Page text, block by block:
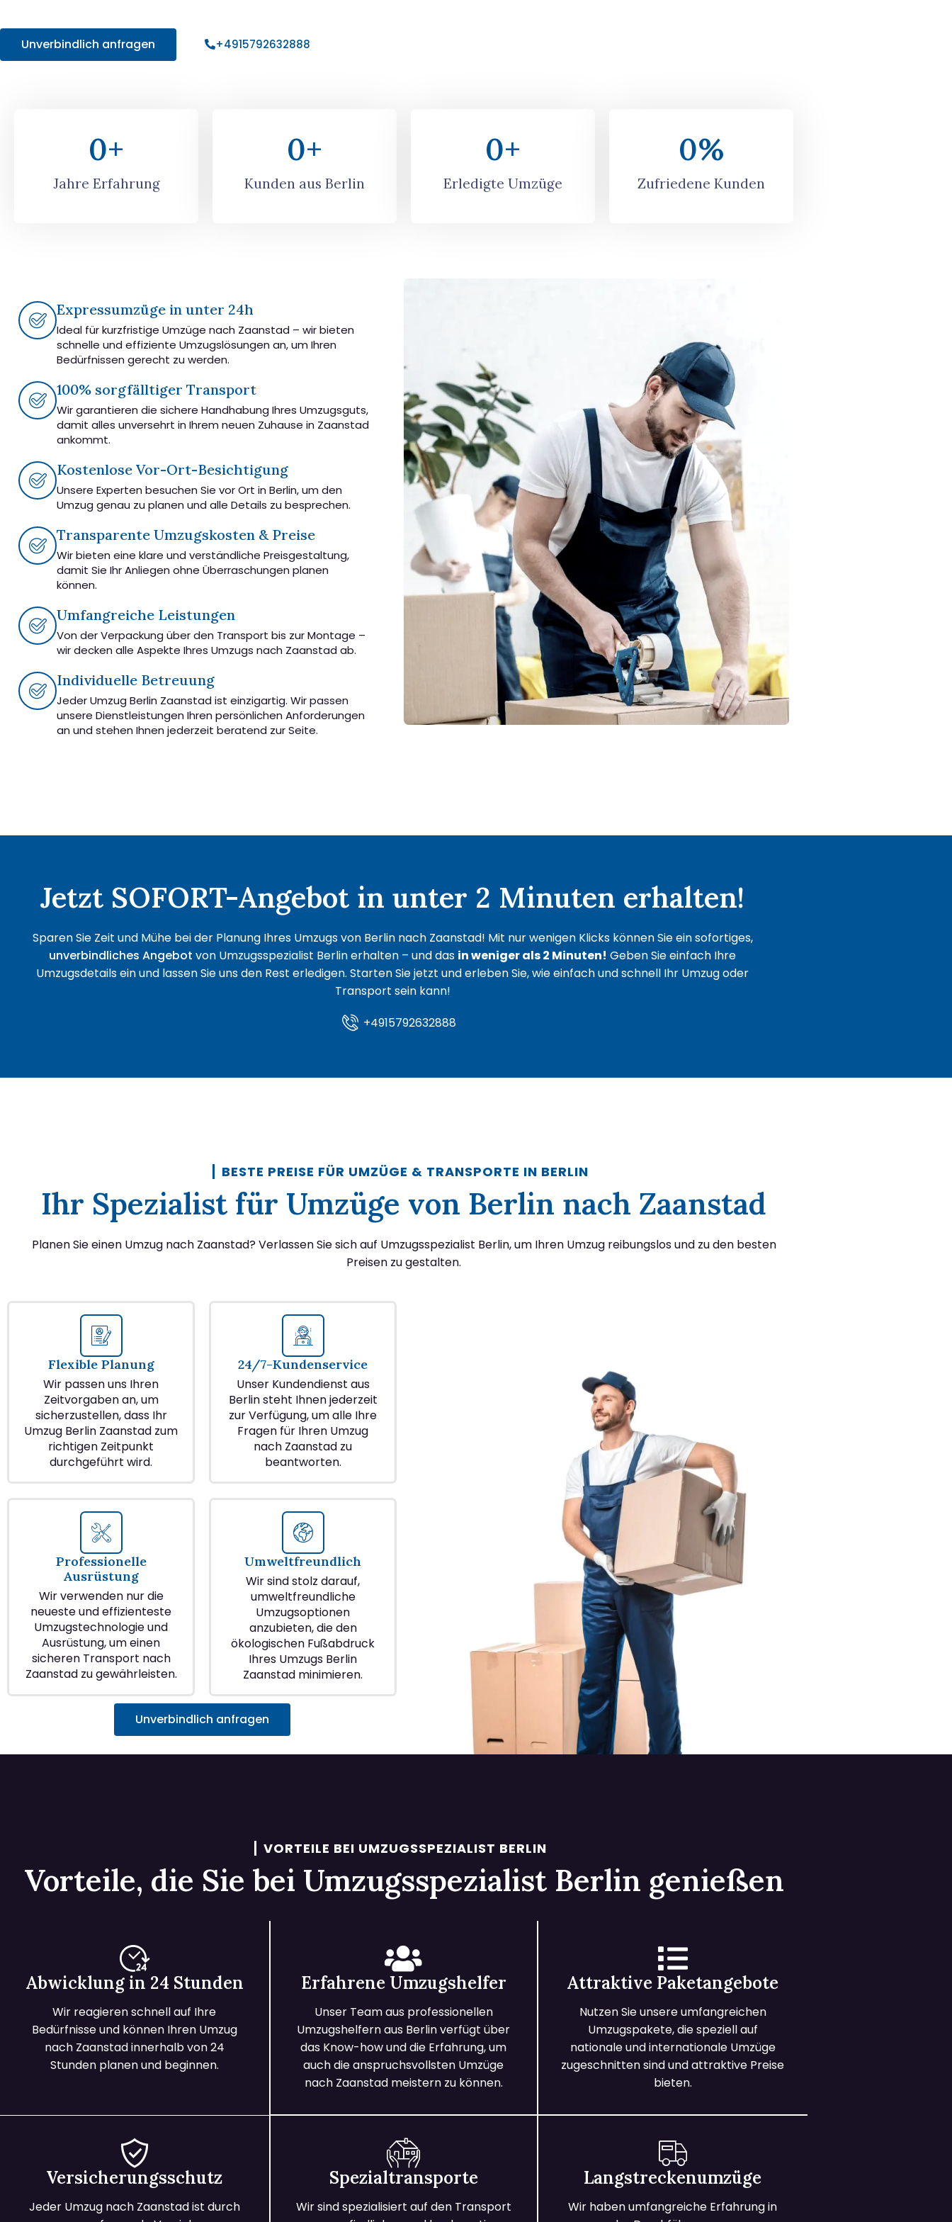
Unverbindlich anfragen +4915792632888
Jahre Erfahrung
0+
Kunden aus Berlin
0+
Erledigte Umzüge
0+
Zufriedene Kunden
0%
Expressumzüge in unter 24h
Ideal für kurzfristige Umzüge nach Zaanstad – wir bieten
schnelle und effiziente Umzugslösungen an, um Ihren
Bedürfnissen gerecht zu werden.
100% sorgfälltiger Transport
Wir garantieren die sichere Handhabung Ihres Umzugsguts,
damit alles unversehrt in Ihrem neuen Zuhause in Zaanstad
ankommt.
Kostenlose Vor-Ort-Besichtigung
Unsere Experten besuchen Sie vor Ort in Berlin, um den
Umzug genau zu planen und alle Details zu besprechen.
Transparente Umzugskosten & Preise
Wir bieten eine klare und verständliche Preisgestaltung,
damit Sie Ihr Anliegen ohne Überraschungen planen
können.
Umfangreiche Leistungen
Von der Verpackung über den Transport bis zur Montage –
wir decken alle Aspekte Ihres Umzugs nach Zaanstad ab.
Individuelle Betreuung
Jeder Umzug Berlin Zaanstad ist einzigartig. Wir passen
unsere Dienstleistungen Ihren persönlichen Anforderungen
an und stehen Ihnen jederzeit beratend zur Seite.
Jetzt SOFORT-Angebot in unter 2 Minuten erhalten!
Sparen Sie Zeit und Mühe bei der Planung Ihres Umzugs von Berlin nach Zaanstad! Mit nur wenigen Klicks können Sie ein sofortiges,
unverbindliches Angebot von Umzugsspezialist Berlin erhalten – und das in weniger als 2 Minuten! Geben Sie einfach Ihre
Umzugsdetails ein und lassen Sie uns den Rest erledigen. Starten Sie jetzt und erleben Sie, wie einfach und schnell Ihr Umzug oder
Transport sein kann!
+4915792632888
BESTE PREISE FÜR UMZÜGE & TRANSPORTE IN BERLIN
Ihr Spezialist für Umzüge von Berlin nach Zaanstad
Planen Sie einen Umzug nach Zaanstad? Verlassen Sie sich auf Umzugsspezialist Berlin, um Ihren Umzug reibungslos und zu den besten
Preisen zu gestalten.
Flexible Planung
Wir passen uns Ihren
Zeitvorgaben an, um
sicherzustellen, dass Ihr
Umzug Berlin Zaanstad zum
richtigen Zeitpunkt
durchgeführt wird.
24/7-Kundenservice
Unser Kundendienst aus
Berlin steht Ihnen jederzeit
zur Verfügung, um alle Ihre
Fragen für Ihren Umzug
nach Zaanstad zu
beantworten.
Professionelle
Ausrüstung
Wir verwenden nur die
neueste und effizienteste
Umzugstechnologie und
Ausrüstung, um einen
sicheren Transport nach
Zaanstad zu gewährleisten.
Umweltfreundlich
Wir sind stolz darauf,
umweltfreundliche
Umzugsoptionen
anzubieten, die den
ökologischen Fußabdruck
Ihres Umzugs Berlin
Zaanstad minimieren.
Unverbindlich anfragen
VORTEILE BEI UMZUGSSPEZIALIST BERLIN
Vorteile, die Sie bei Umzugsspezialist Berlin genießen
Abwicklung in 24 Stunden
Wir reagieren schnell auf Ihre
Bedürfnisse und können Ihren Umzug
nach Zaanstad innerhalb von 24
Stunden planen und beginnen.
Erfahrene Umzugshelfer
Unser Team aus professionellen
Umzugshelfern aus Berlin verfügt über
das Know-how und die Erfahrung, um
auch die anspruchsvollsten Umzüge
nach Zaanstad meistern zu können.
Attraktive Paketangebote
Nutzen Sie unsere umfangreichen
Umzugspakete, die speziell auf
nationale und internationale Umzüge
zugeschnitten sind und attraktive Preise
bieten.
Versicherungsschutz
Jeder Umzug nach Zaanstad ist durch
Spezialtransporte
Wir sind spezialisiert auf den Transport
Langstreckenumzüge
Wir haben umfangreiche Erfahrung in